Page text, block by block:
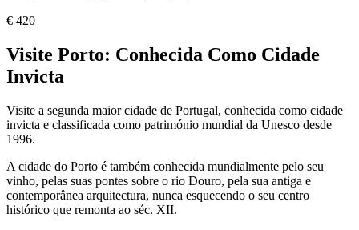
€ 420
Visite Porto: Conhecida Como Cidade
Invicta
Visite a segunda maior cidade de Portugal, conhecida como cidade
invicta e classificada como património mundial da Unesco desde
1996.
A cidade do Porto é também conhecida mundialmente pelo seu
vinho, pelas suas pontes sobre o rio Douro, pela sua antiga e
contemporânea arquitectura, nunca esquecendo o seu centro
histórico que remonta ao séc. XII.